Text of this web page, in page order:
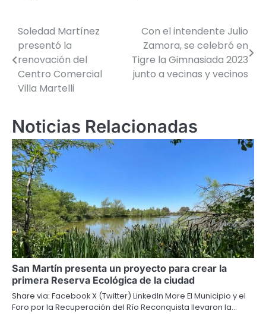
Navegación
de
entradas
Soledad Martínez
presentó la
renovación del
Centro Comercial
Villa Martelli
Con el intendente Julio
Zamora, se celebró en
Tigre la Gimnasiada 2023
junto a vecinas y vecinos
Noticias Relacionadas
San Martín presenta un proyecto para crear la
primera Reserva Ecológica de la ciudad
Share via: Facebook X (Twitter) LinkedIn More El Municipio y el
Foro por la Recuperación del Río Reconquista llevaron la…